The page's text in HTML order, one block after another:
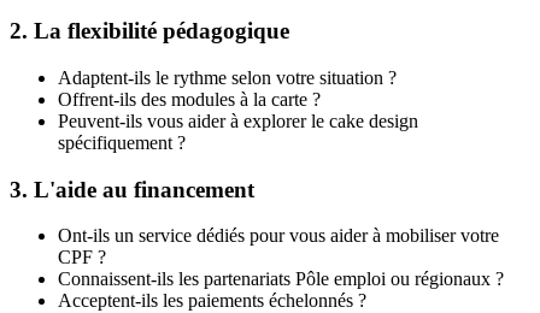
2. La flexibilité pédagogique
Adaptent-ils le rythme selon votre situation ?
Offrent-ils des modules à la carte ?
Peuvent-ils vous aider à explorer le cake design
spécifiquement ?
3. L'aide au financement
Ont-ils un service dédiés pour vous aider à mobiliser votre
CPF ?
Connaissent-ils les partenariats Pôle emploi ou régionaux ?
Acceptent-ils les paiements échelonnés ?